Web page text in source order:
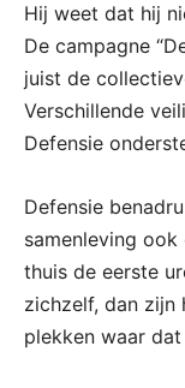
Hij weet dat hij
De campagne
juist de
Verschillende
Defensie
Defensie
samenleving
thuis de eerste
zichzelf, dan zijn
plekken waar